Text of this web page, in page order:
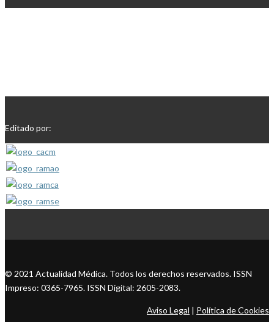
Editado por:
© 2021 Actualidad Médica. Todos los derechos reservados. ISSN
Impreso: 0365-7965. ISSN Digital: 2605-2083.
Aviso Legal | Política de Cookies